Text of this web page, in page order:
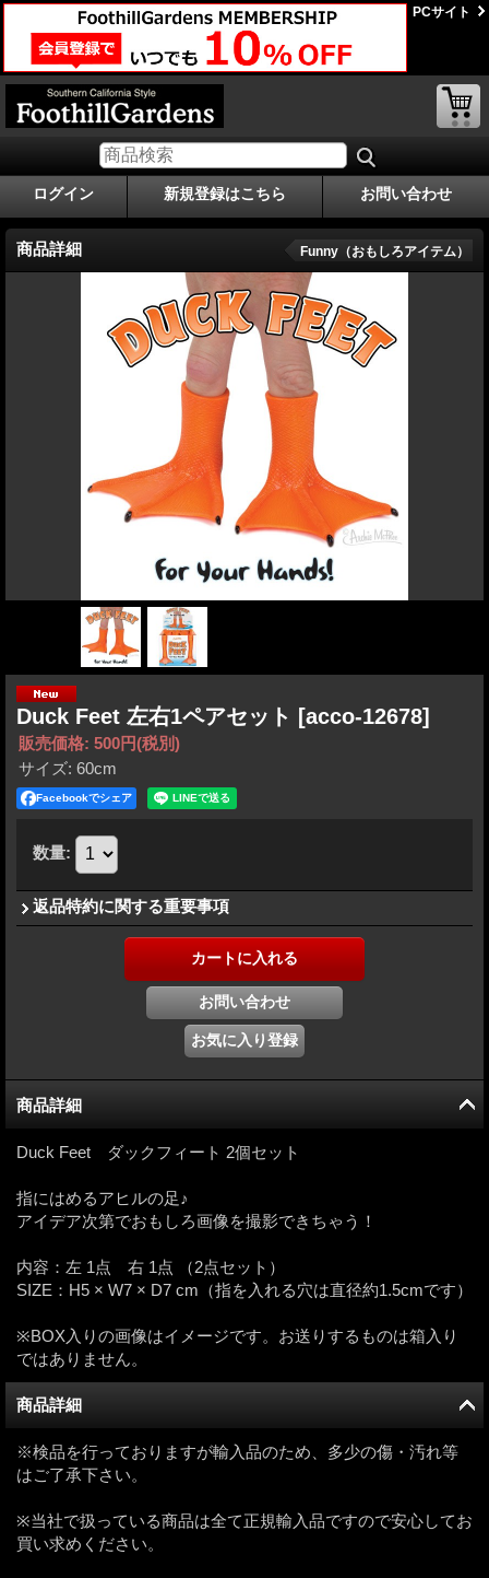
PCサイト
ログイン 新規登録はこちら お問い合わせ
商品詳細 Funny（おもしろアイテム）
Duck Feet 左右1ペアセット [acco-12678]
販売価格: 500円(税別)
サイズ: 60cm
Facebookでシェア
数量:
返品特約に関する重要事項
商品詳細
Duck Feet ダックフィート 2個セット
指にはめるアヒルの足♪
アイデア次第でおもしろ画像を撮影できちゃう！
内容：左 1点 右 1点 （2点セット）
SIZE：H5 × W7 × D7 cm（指を入れる穴は直径約1.5cmです）
※BOX入りの画像はイメージです。お送りするものは箱入り
ではありません。
商品詳細
※検品を行っておりますが輸入品のため、多少の傷・汚れ等
はご了承下さい。
※当社で扱っている商品は全て正規輸入品ですので安心してお
買い求めください。